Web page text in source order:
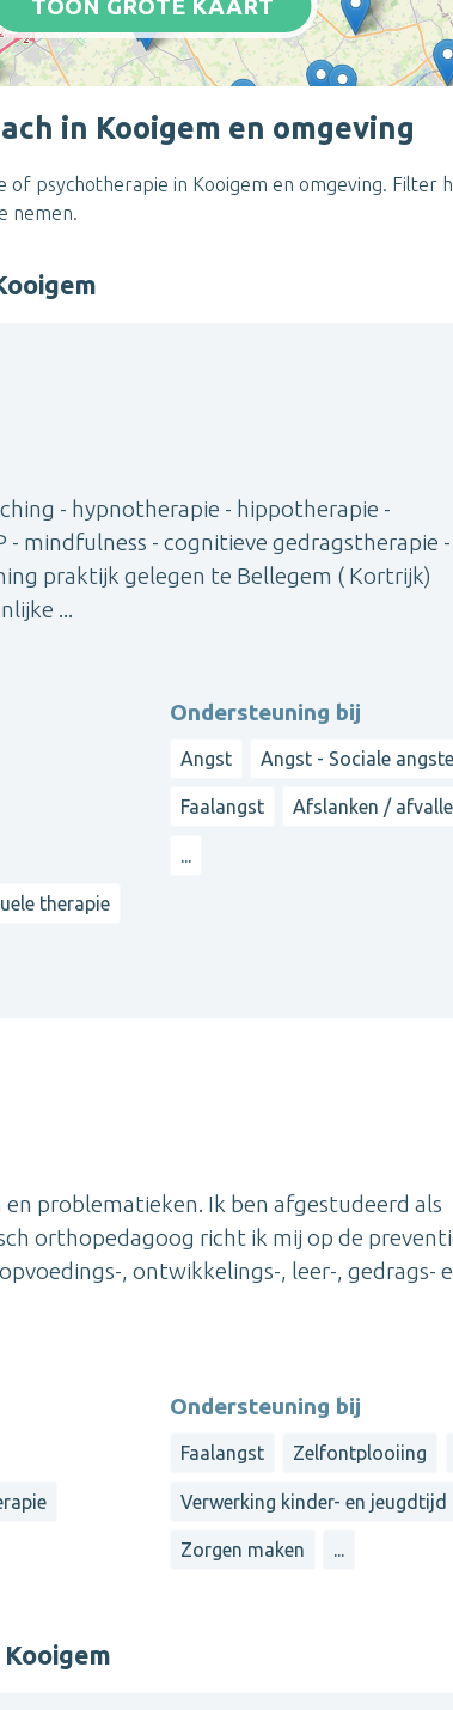
TOON GROTE KAART
in Kooigem en omgeving
psychotherapie in Kooigem en omgeving. Filter
nemen.
- hypnotherapie - hippotherapie -
mindfulness - cognitieve gedragstherapie -
praktijk gelegen te Bellegem ( Kortrijk)
...
therapie
Ondersteuning bij
Angst Angst - Sociale
Faalangst Afslanken /
problematieken. Ik ben afgestudeerd als
orthopedagoog richt ik mij op de
, ontwikkelings-, leer-, gedrags-
Ondersteuning bij
Faalangst Zelfontplooiing
Verwerking kinder- en jeugdtijd
Zorgen maken ...